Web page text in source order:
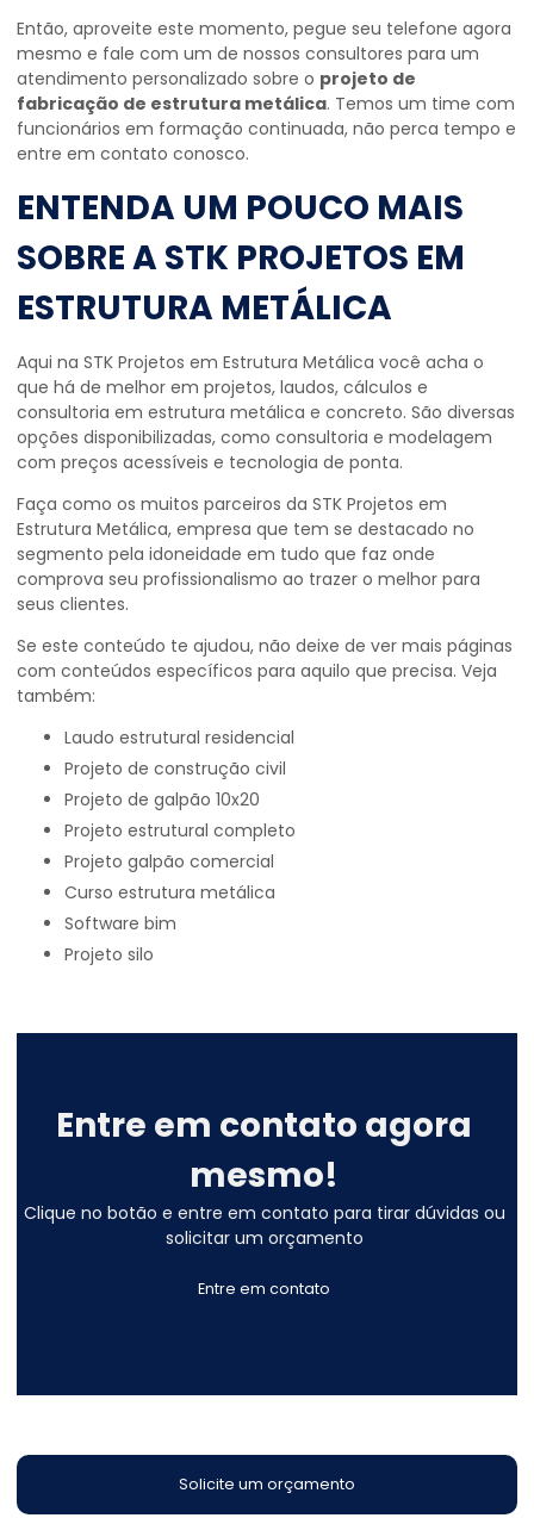
Então, aproveite este momento, pegue seu telefone agora
mesmo e fale com um de nossos consultores para um
atendimento personalizado sobre o projeto de
fabricação de estrutura metálica. Temos um time com
funcionários em formação continuada, não perca tempo e
entre em contato conosco.
ENTENDA UM POUCO MAIS
SOBRE A STK PROJETOS EM
ESTRUTURA METÁLICA
Aqui na STK Projetos em Estrutura Metálica você acha o
que há de melhor em projetos, laudos, cálculos e
consultoria em estrutura metálica e concreto. São diversas
opções disponibilizadas, como consultoria e modelagem
com preços acessíveis e tecnologia de ponta.
Faça como os muitos parceiros da STK Projetos em
Estrutura Metálica, empresa que tem se destacado no
segmento pela idoneidade em tudo que faz onde
comprova seu profissionalismo ao trazer o melhor para
seus clientes.
Se este conteúdo te ajudou, não deixe de ver mais páginas
com conteúdos específicos para aquilo que precisa. Veja
também:
laudo estrutural residencial
projeto de construção civil
projeto de galpão 10x20
projeto estrutural completo
projeto galpão comercial
curso estrutura metálica
software bim
projeto silo
Entre em contato agora
mesmo!
Clique no botão e entre em contato para tirar dúvidas ou
solicitar um orçamento
Entre em contato
Solicite um orçamento